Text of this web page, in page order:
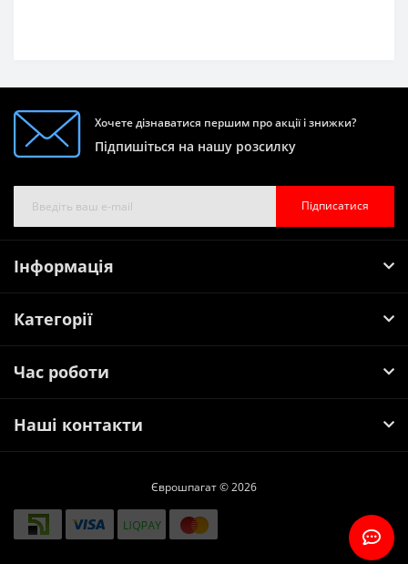
Хочете дізнаватися першим про акції і знижки?
Підпишіться на нашу розсилку
Підписатися
Інформація
Категорії
Час роботи
Наші контакти
Єврошпагат © 2026